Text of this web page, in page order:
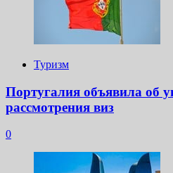
Туризм
Португалия объявила об
рассмотрения виз
0